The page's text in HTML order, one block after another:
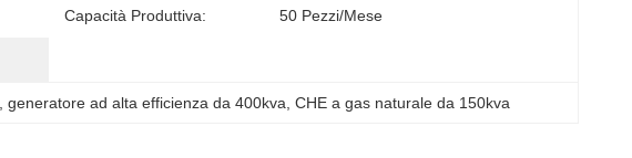
Capacità Produttiva: 50 Pezzi/mese
, generatore ad alta efficienza da 400kva , CHE a gas naturale da 150kva